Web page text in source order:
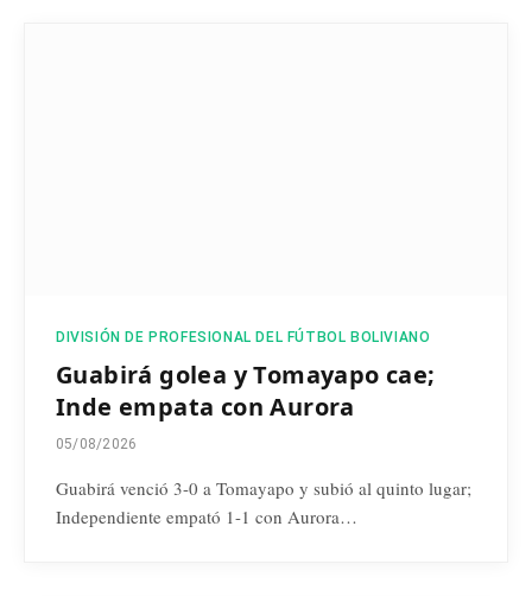
DIVISIÓN DE PROFESIONAL DEL FÚTBOL BOLIVIANO
Guabirá golea y Tomayapo cae;
Inde empata con Aurora
05/08/2026
Guabirá venció 3-0 a Tomayapo y subió al quinto lugar;
Independiente empató 1-1 con Aurora…